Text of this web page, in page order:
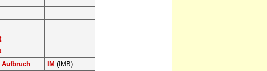
Aufbruch IM (IMB)